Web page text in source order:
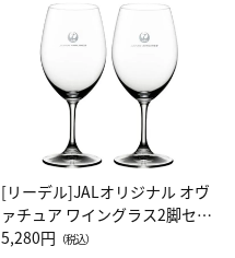
[リーデル]JALオリジナル オヴ
ァチュア ワイングラス2脚セッ
ト（レッドワイン）
5,280円 （税込）